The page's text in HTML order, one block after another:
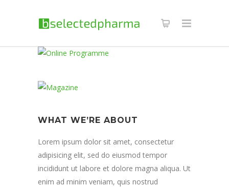
WHAT WE’RE ABOUT
Lorem ipsum dolor sit amet, consectetur
adipisicing elit, sed do eiusmod tempor
incididunt ut labore et dolore magna aliqua. Ut
enim ad minim veniam, quis nostrud